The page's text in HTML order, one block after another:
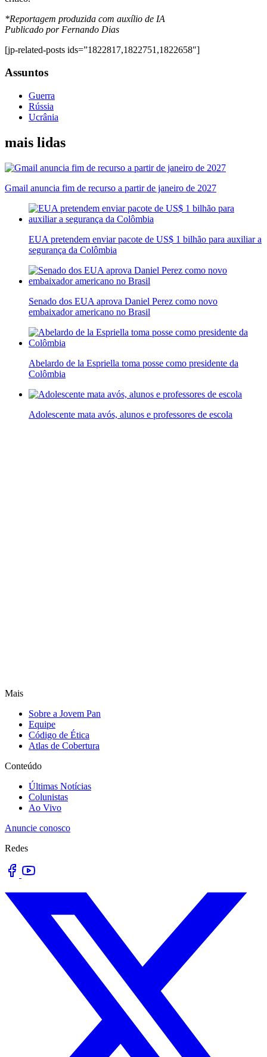
*Reportagem produzida com auxílio de IA
Publicado por Fernando Dias
[jp-related-posts ids=”1822817,1822751,1822658″]
Assuntos
Guerra
Rússia
Ucrânia
mais lidas
Gmail anuncia fim de recurso a partir de janeiro de 2027
EUA pretendem enviar pacote de US$ 1 bilhão para auxiliar a
segurança da Colômbia
Senado dos EUA aprova Daniel Perez como novo
embaixador americano no Brasil
Abelardo de la Espriella toma posse como presidente da
Colômbia
Adolescente mata avós, alunos e professores de escola
Mais
Sobre a Jovem Pan
Equipe
Código de Ética
Atlas de Cobertura
Conteúdo
Últimas Notícias
Colunistas
Ao Vivo
Anuncie conosco
Redes